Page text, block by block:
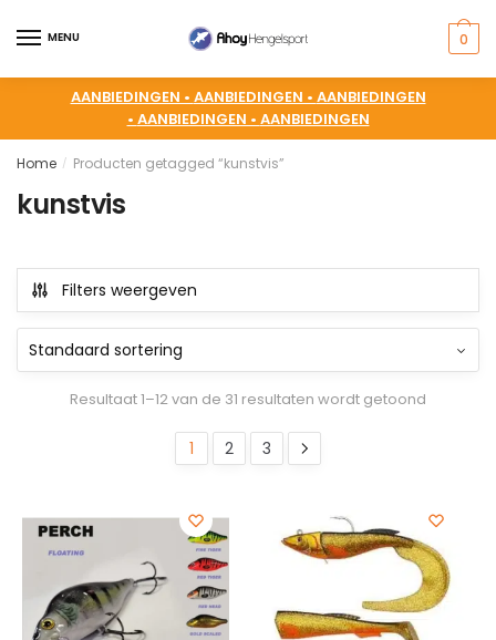
MENU 0
AANBIEDINGEN • AANBIEDINGEN • AANBIEDINGEN
• AANBIEDINGEN • AANBIEDINGEN
Home / Producten getagged “kunstvis”
kunstvis
Filters weergeven
Resultaat 1–12 van de 31 resultaten wordt getoond
1 2 3